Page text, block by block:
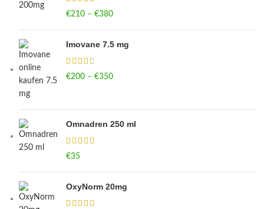
€210 – €380
Imovane 7.5 mg
€200 – €350
Omnadren 250 ml
€35
OxyNorm 20mg